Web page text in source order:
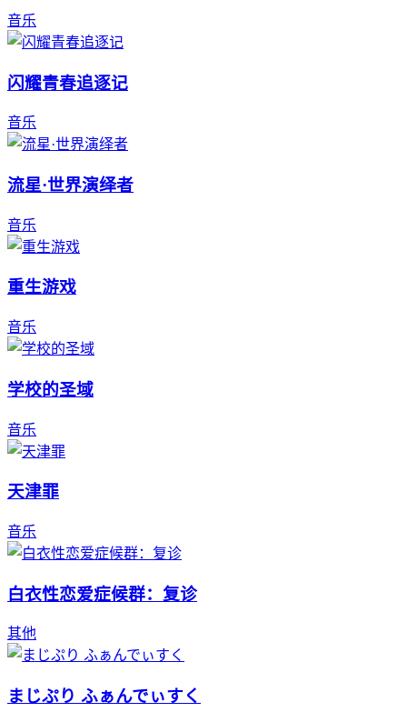
音乐
闪耀青春追逐记
音乐
流星·世界演绎者
音乐
重生游戏
音乐
学校的圣域
音乐
天津罪
音乐
白衣性恋爱症候群：复诊
其他
まじぷり ふぁんでぃすく